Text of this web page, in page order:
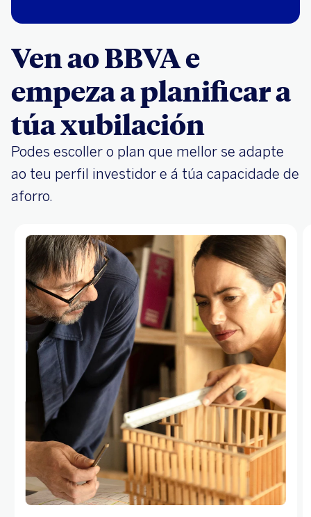
Ven ao BBVA e
empeza a planificar a
túa xubilación
Podes escoller o plan que mellor se adapte
ao teu perfil investidor e á túa capacidade de
aforro.